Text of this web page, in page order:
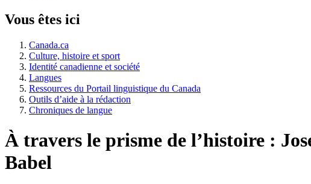
Vous êtes ici
Canada.ca
Culture, histoire et sport
Identité canadienne et société
Langues
Ressources du Portail linguistique du Canada
Outils d’aide à la rédaction
Chroniques de langue
À travers le prisme de l’histoire :
Babel